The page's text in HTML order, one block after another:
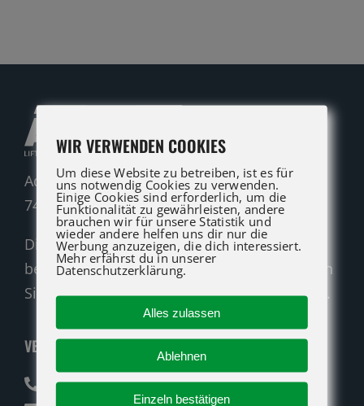
Adolf-Heim-Straße 14
74321 Bietigheim-Bissingen
Die ATG LIFT Profis für Verkauf und Service
beraten Sie gerne. Rufen Sie an oder nutzen
Sie unser Kontaktformular für eine Anfrage.
VERKAUF
07142 94712-30
WIR VERWENDEN COOKIES
Um diese Website zu betreiben, ist es für
uns notwendig Cookies zu verwenden.
Einige Cookies sind erforderlich, um die
Funktionalität zu gewährleisten, andere
brauchen wir für unsere Statistik und
wieder andere helfen uns dir nur die
Werbung anzuzeigen, die dich interessiert.
Mehr erfährst du in unserer
Datenschutzerklärung.
Alles zulassen
Ablehnen
Einzeln bestätigen